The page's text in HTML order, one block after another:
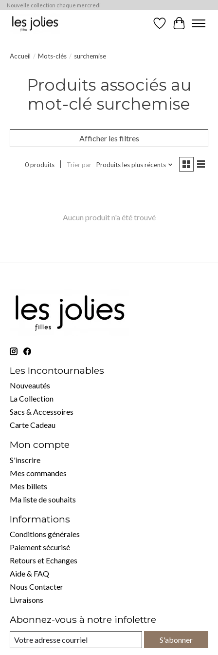
Nouvelle collection chaque mercredi
Liste de souhaits
Panier
Accueil / Mots-clés / surchemise
Produits associés au
mot-clé surchemise
Afficher les filtres
0 produits Trier par Produits les plus récents
Aucun produit n'a été trouvé
Les Incontournables
Nouveautés
La Collection
Sacs & Accessoires
Carte Cadeau
Mon compte
S'inscrire
Mes commandes
Mes billets
Ma liste de souhaits
Informations
Conditions générales
Paiement sécurisé
Retours et Echanges
Aide & FAQ
Nous Contacter
Livraisons
Abonnez-vous à notre infolettre
S'abonner